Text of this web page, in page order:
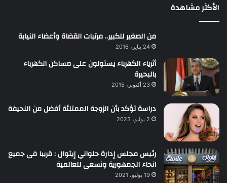
الأكثر مشاهدة
من الصغير للكبير.. مرتبات القضاة وأعضاء النيابة
24 يناير، 2016
أثرياء الكهرباء يستولون على مساكن الكهرباء
بالبحيرة
23 أكتوبر، 2015
دراسة تؤكد بأن الزوجة الممتلئة أفضل من النحيفة
2 يوليو، 2023
رئيس مجلس إدارة حلواني إيتوال : قريبا فى جميع
انحاء الجمهورية ونسعى للعالمية
19 يوليو، 2021